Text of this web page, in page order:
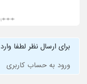
برای ارسال نظر لطفا
ورود به حساب کاربری